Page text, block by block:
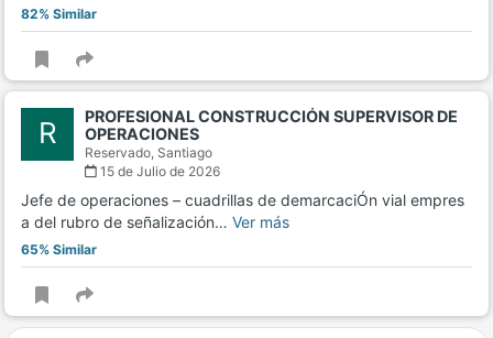
82% Similar
R
PROFESIONAL CONSTRUCCIÓN SUPERVISOR DE
OPERACIONES
Reservado, Santiago
15 de Julio de 2026
Jefe de operaciones – cuadrillas de demarcaciÓn vial empres
a del rubro de señalización… Ver más
65% Similar